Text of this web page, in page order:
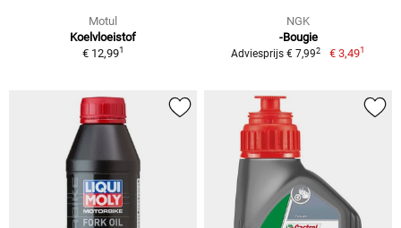
Motul
Koelvloeistof
€ 12,991
NGK
-Bougie
Adviesprijs € 7,992 € 3,491